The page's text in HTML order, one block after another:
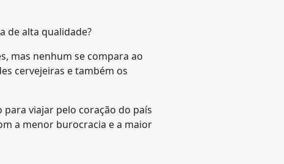
de alta qualidade?
mas nenhum se compara ao
cervejeiras e também os
viajar pelo coração do país
a menor burocracia e a maior